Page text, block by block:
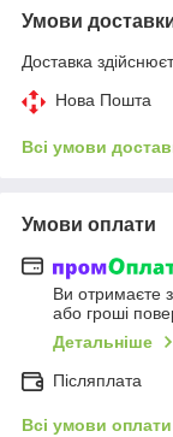
Умови
Доставка
Нова Пошта
Всі умови
Умови оплати
Ви отримаєте
або гроші
Детальніше
Післяплата
Всі умови оплати